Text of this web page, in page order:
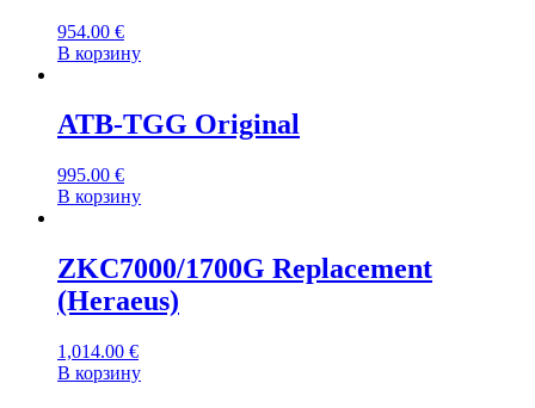
954.00 €
В корзину
ATB-TGG Original
995.00 €
В корзину
ZKC7000/1700G Replacement
(Heraeus)
1,014.00 €
В корзину